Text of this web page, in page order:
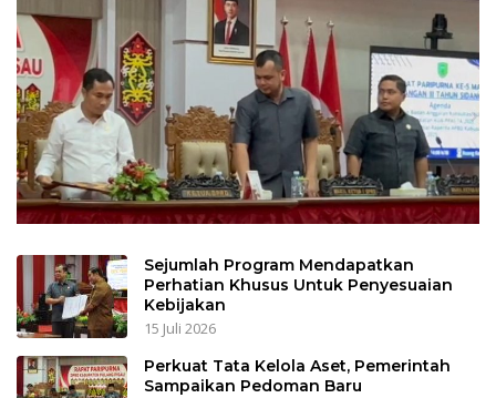
Sejumlah Program Mendapatkan
Perhatian Khusus Untuk Penyesuaian
Kebijakan
15 Juli 2026
Perkuat Tata Kelola Aset, Pemerintah
Sampaikan Pedoman Baru